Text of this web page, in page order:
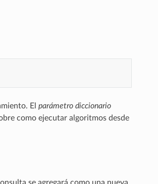
El parámetro diccionario
como ejecutar algoritmos desde